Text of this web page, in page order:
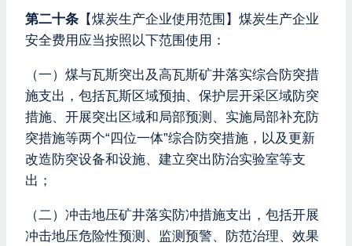
第二十条 【煤炭生产企业使用范围】煤炭生产企业
安全费用应当按照以下范围使用：
（一）煤与瓦斯突出及高瓦斯矿井落实综合防突措
施支出，包括瓦斯区域预抽、保护层开采区域防突
措施、开展突出区域和局部预测、实施局部补充防
突措施等两个“四位一体”综合防突措施，以及更新
改造防突设备和设施、建立突出防治实验室等支
出；
（二）冲击地压矿井落实防冲措施支出，包括开展
冲击地压危险性预测、监测预警、防范治理、效果